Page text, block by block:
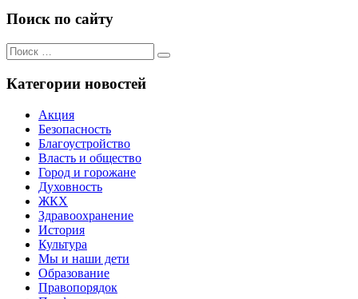
Поиск по сайту
Поиск
для:
Поиск
Категории новостей
Акция
Безопасность
Благоустройство
Власть и общество
Город и горожане
Духовность
ЖКХ
Здравоохранение
История
Культура
Мы и наши дети
Образование
Правопорядок